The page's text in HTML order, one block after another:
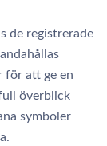
de registrerade
för att ge en
överblick
symboler